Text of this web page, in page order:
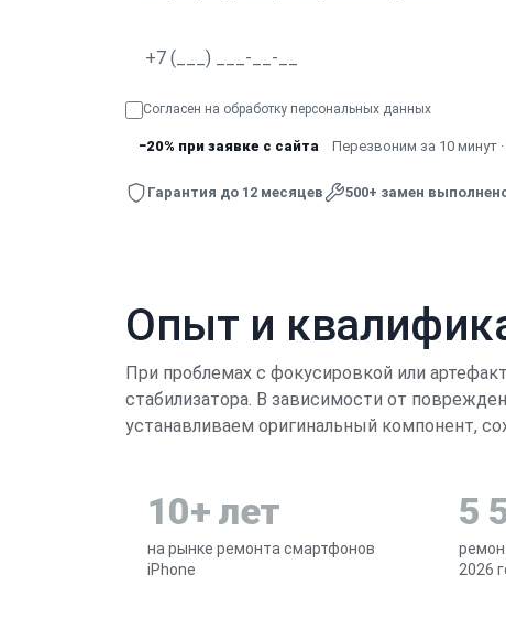
Согласен на обработку персональных данных
−20% при заявке с сайта Перезвоним за 10 минут
Гарантия до 12 месяцев 500+ замен
Опыт и
При проблемах с фокусировкой или
стабилизатора. В зависимости от
устанавливаем оригинальный компонент,
10+ лет
на рынке ремонта смартфонов
iPhone
5
2026